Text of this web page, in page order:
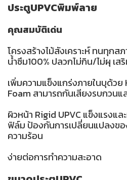
ประตูUPVCพิมพ์ลาย
คุณสมบัติเด่น
โครงสร้างไม้สังเคราะห์ ทนทุกส
น้ำซึม100% ปลวกไม่กิน/ไม่ผุ เส
เพิ่มความแข็งแกร่งภายในบุด้ว
Foam สามารถกันเสียงรบกวนแ
ผิวหน้า Rigid UPVC แข็งแรงแ
ฟิล์ม ป้องกันการเปลี่ยนแปลงขอ
ความร้อน
ง่ายต่อการทำความสะอาด